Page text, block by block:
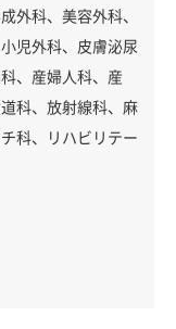
外科、美容外科、
児外科、皮膚泌尿
、産婦人科、産
科、放射線科、麻
科、リハビリテー